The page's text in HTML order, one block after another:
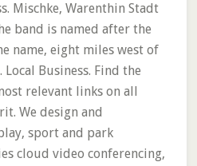
Mischke, Warenthin Stadt
band is named after the
name, eight miles west of
Business. Find the
relevant links on all
We design and
sport and park
cloud video conferencing,